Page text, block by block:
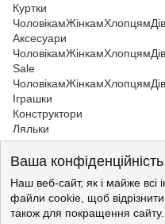
Куртки
ЧоловікамЖінкамХлопцям
Аксесуари
ЧоловікамЖінкамХлопцям
Sale
ЧоловікамЖінкамХлопцям
Іграшки
Конструктори
Ляльки
Ваша конфіденційність
Наш веб-сайт, як і майже всі
файли cookie, щоб відрізнити
також для покращення
Чоловікам
Жінкам
Дівчатам
Іграшки
СЕЗОННИЙ РОЗПРОДАЖ. ДО -